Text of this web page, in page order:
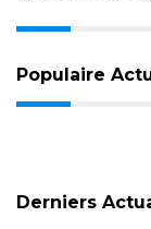
Populaire
Derniers